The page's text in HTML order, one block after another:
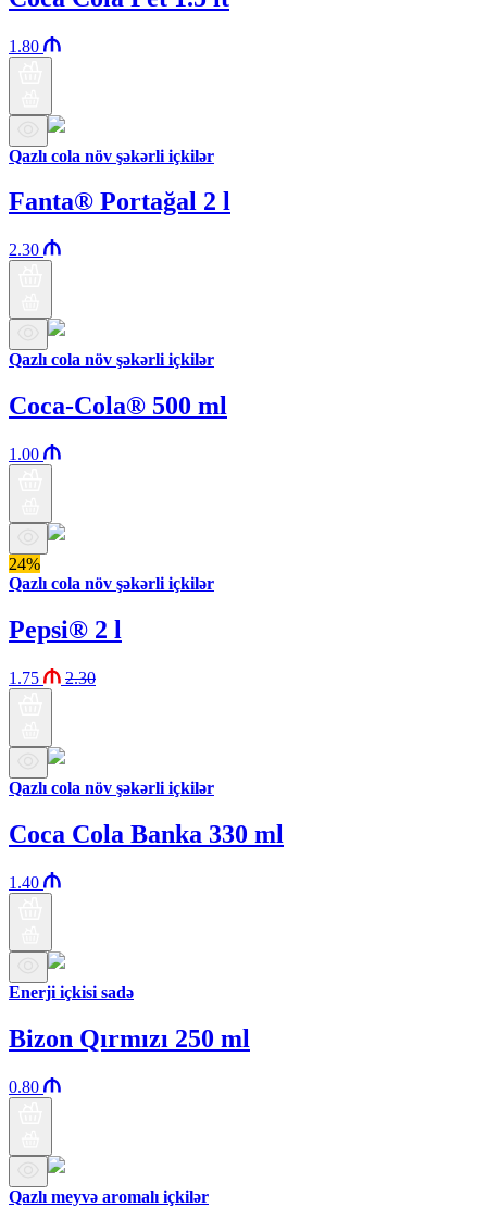
1.80
Qazlı cola növ şəkərli içkilər
Fanta® Portağal 2 l
2.30
Qazlı cola növ şəkərli içkilər
Coca-Cola® 500 ml
1.00
24%
Qazlı cola növ şəkərli içkilər
Pepsi® 2 l
1.75 2.30
Qazlı cola növ şəkərli içkilər
Coca Cola Banka 330 ml
1.40
Enerji içkisi sadə
Bizon Qırmızı 250 ml
0.80
Qazlı meyvə aromalı içkilər